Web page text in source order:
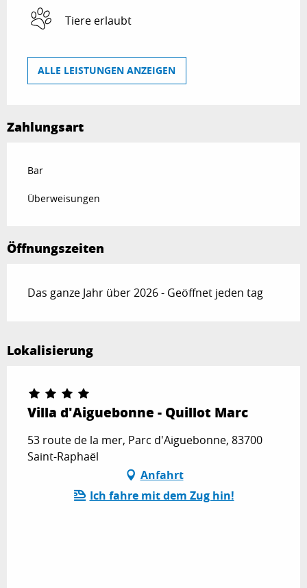
Tiere erlaubt
ALLE LEISTUNGEN ANZEIGEN
Zahlungsart
Bar
Überweisungen
Öffnungszeiten
Das ganze Jahr über 2026 - Geöffnet jeden tag
Lokalisierung
Villa d'Aiguebonne - Quillot Marc
53 route de la mer, Parc d'Aiguebonne, 83700
Saint-Raphaël
Anfahrt
Ich fahre mit dem Zug hin!